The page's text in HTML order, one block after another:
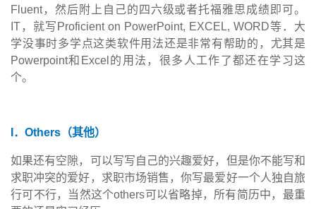
Fluent，然后附上自己的四六级或者托福雅思成绩即可。
IT ，就写 Proficient on PowerPoint, EXCEL, WORD等．大
学没事时多学点这类软件用法还是非常有帮助的，尤其是
Powerpoint和 Excel 的用法，很多人工作了都还在学习这
个。
． Others （其他）
如果还有空隙，可以写写自己的兴趣爱好，但是你不能写和
求职冲突的爱好，求职市场销售，你写最爱好一个人独自旅
行可不行，当然这个others可以省略掉，所有简历中，最重